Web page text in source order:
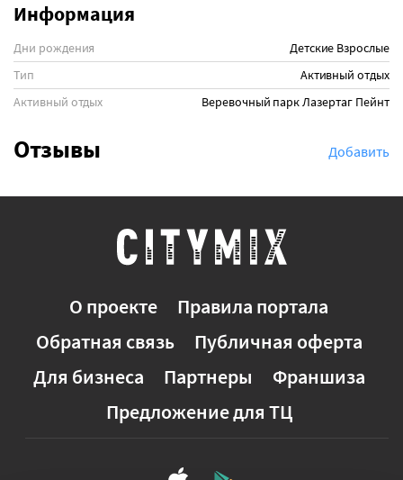
Информация
Дни рождения Детские Взрослые
Тип
Активный отдых
Активный отдых
Веревочный паркЛазертаг
Добавить
Отзывы
О проекте
Правила портала
Обратная связь
Публичная оферта
Для бизнеса
Партнеры
Франшиза
Предложение для ТЦ